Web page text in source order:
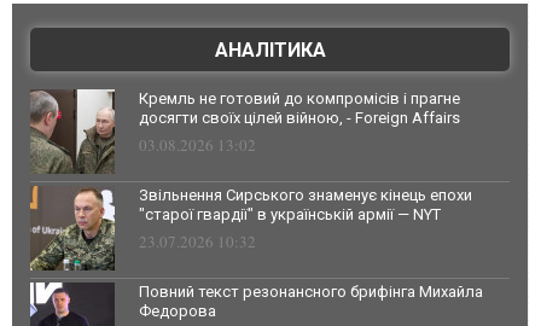
АНАЛІТИКА
Кремль не готовий до компромісів і прагне
досягти своїх цілей війною, - Foreign Affairs
03.08.2026 13:02
Звільнення Сирського знаменує кінець епохи
"старої гвардії" в українській армії — NYT
23.07.2026 10:32
Повний текст резонансного брифінга Михайла
Федорова